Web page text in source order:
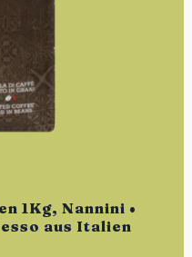
1Kg, Nannini •
aus Italien